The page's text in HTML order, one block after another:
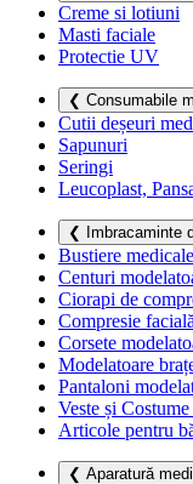
Creme si lotiuni
Masti faciale
Protectie UV
❮ Consumabile
Cutii deșeuri
Sapunuri
Seringi
Leucoplast,
❮ Imbracaminte
Bustiere medicale
Centuri
Ciorapi de
Compresie facială
Corsete
Modelatoare
Pantaloni
Veste și
Articole pentru
❮ Aparatură